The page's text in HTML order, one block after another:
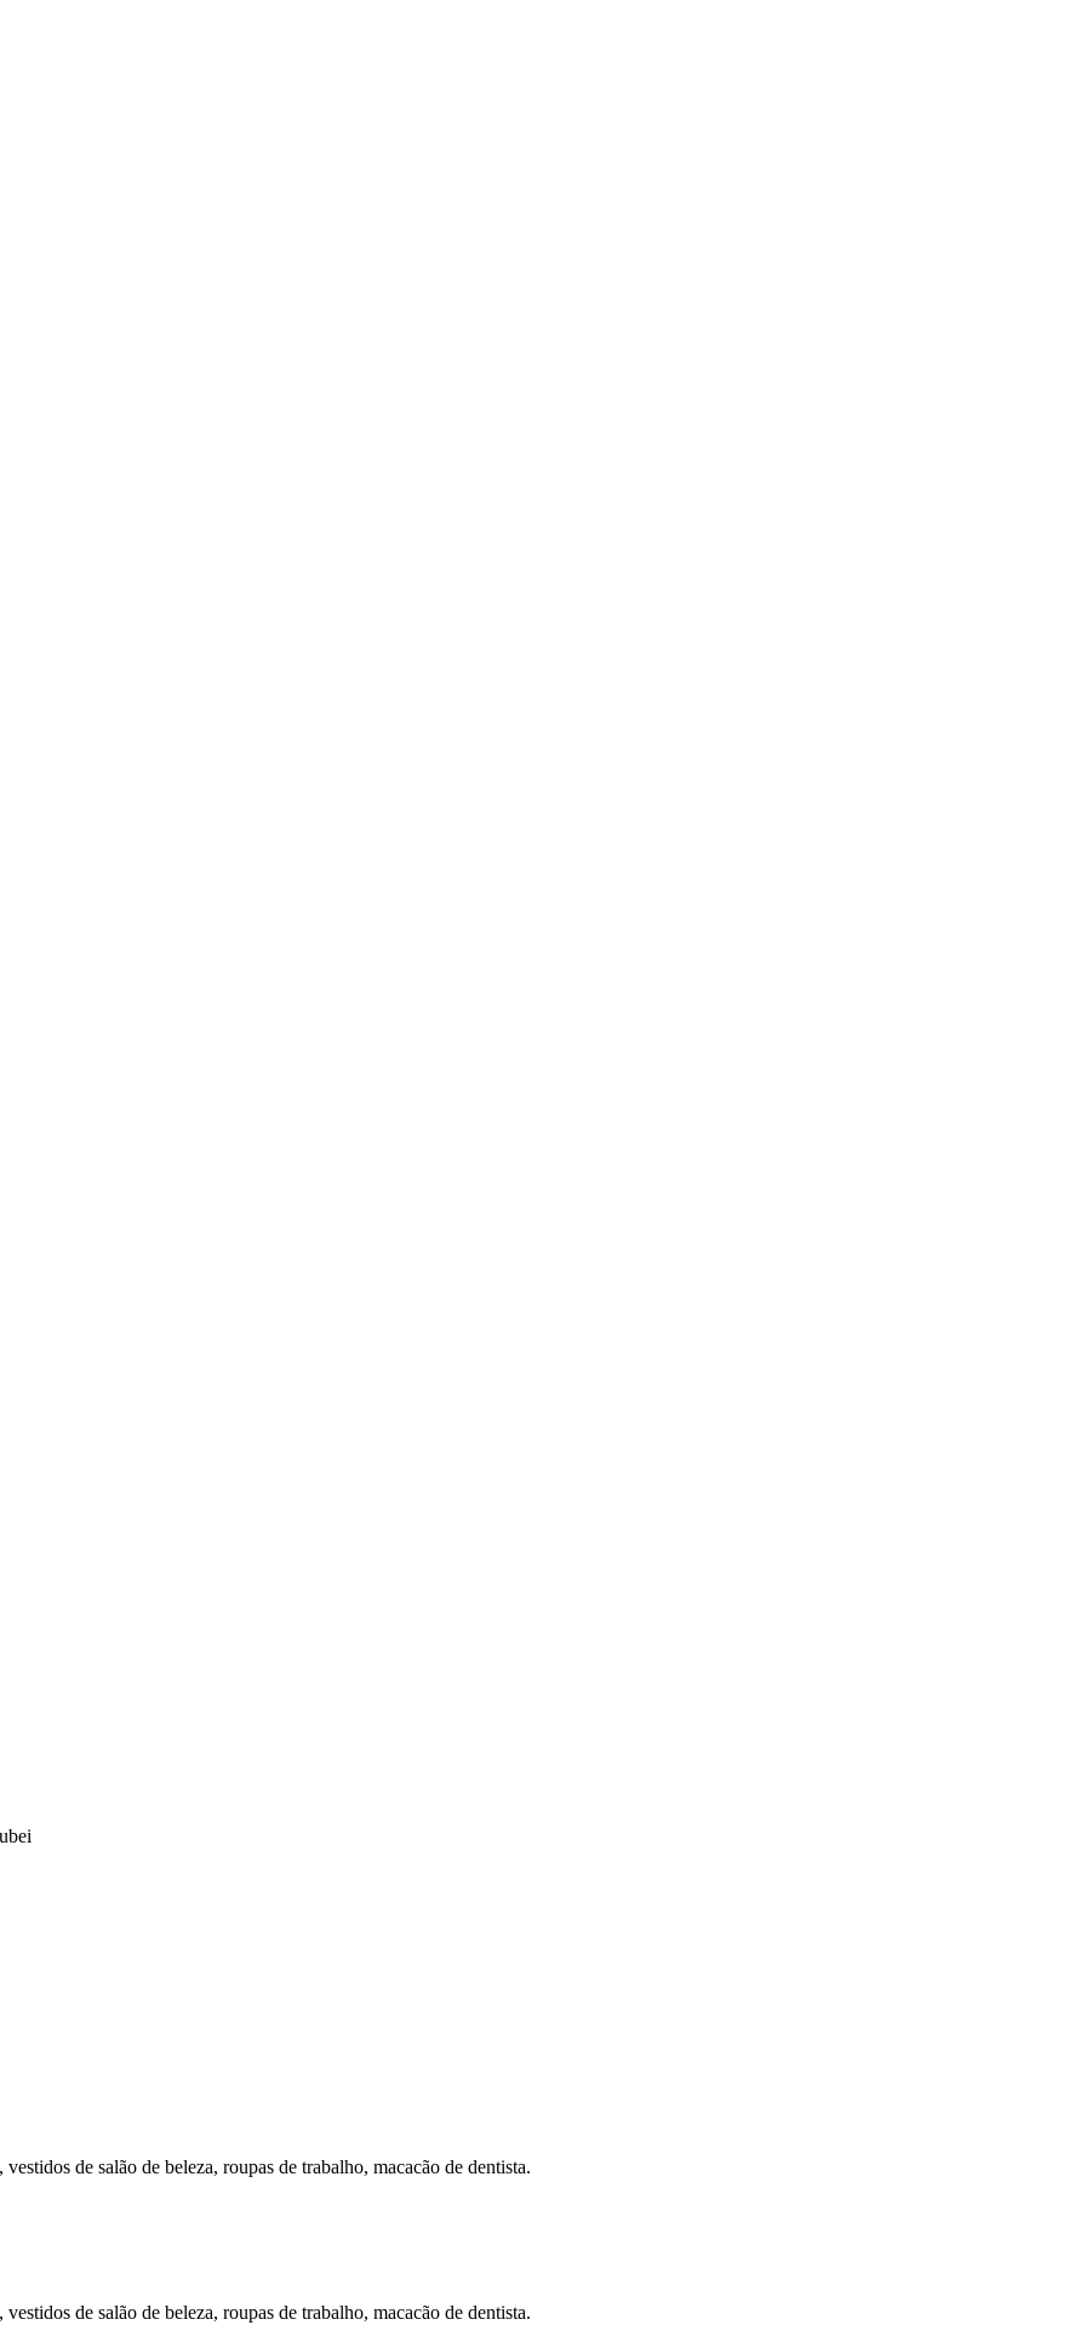
de salão de beleza, roupas de trabalho, macacão de dentista.
de salão de beleza, roupas de trabalho, macacão de dentista.